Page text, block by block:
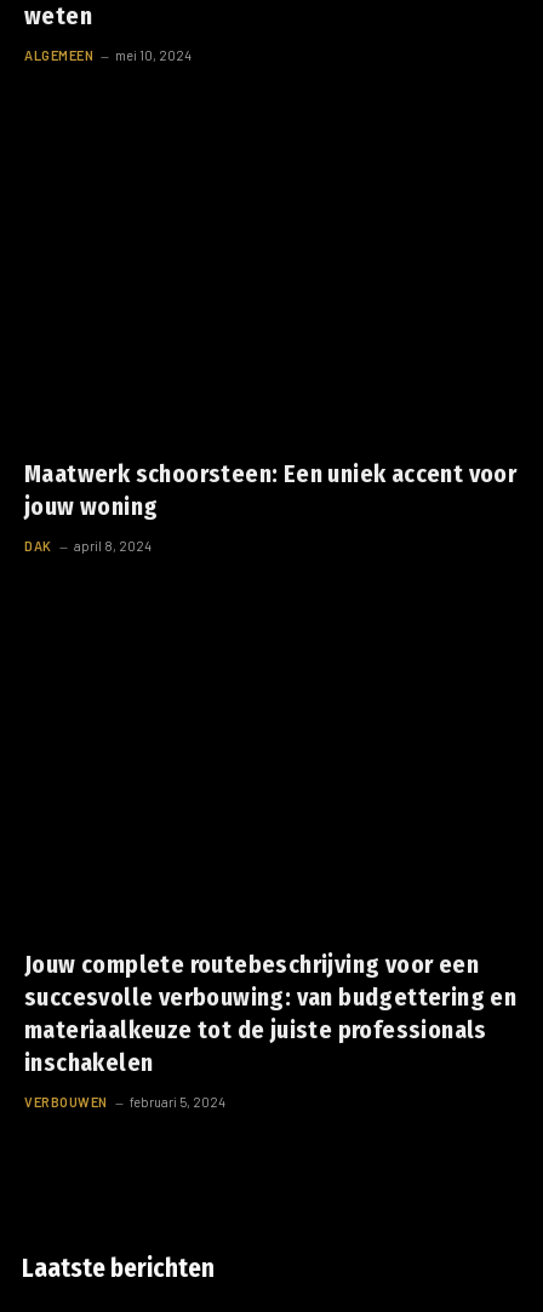
weten
ALGEMEEN mei 10, 2024
Maatwerk schoorsteen: Een uniek accent voor
jouw woning
DAK april 8, 2024
Jouw complete routebeschrijving voor een
succesvolle verbouwing: van budgettering en
materiaalkeuze tot de juiste professionals
inschakelen
VERBOUWEN februari 5, 2024
Laatste berichten